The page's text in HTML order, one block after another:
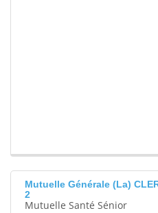
Mutuelle Générale (La)
2
Mutuelle Santé Sénior